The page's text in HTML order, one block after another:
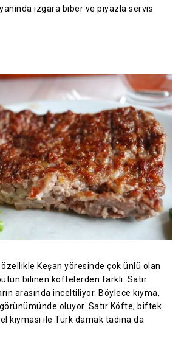
ızgara biber ve piyazla servis
Keşan yöresinde çok ünlü olan
bilinen köftelerden farklı. Satır
arasında inceltiliyor. Böylece kıyma,
oluyor. Satır Köfte, biftek
kıyması ile Türk damak tadına da